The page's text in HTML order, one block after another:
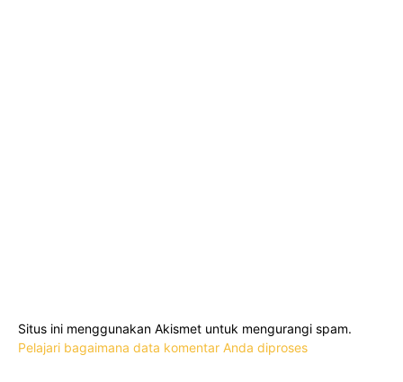
Situs ini menggunakan Akismet untuk mengurangi spam.
Pelajari bagaimana data komentar Anda diproses